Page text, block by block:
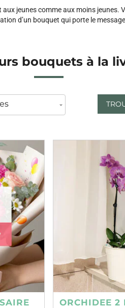
jeunes comme aux moins jeunes.
d’un bouquet qui porte le
bouquets à la
ORCHIDEE 2